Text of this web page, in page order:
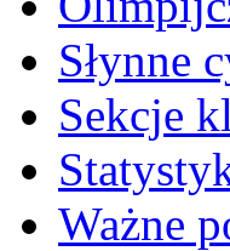
Słynne
Sekcje
Ważne